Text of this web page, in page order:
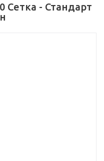
Сетка - Стандарт